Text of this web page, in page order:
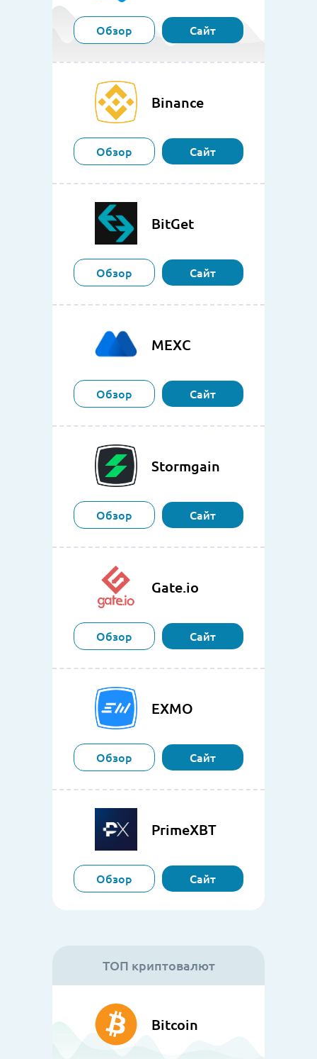
Обзор Сайт
Binance
Обзор Сайт
BitGet
Обзор Сайт
MEXC
Обзор Сайт
Stormgain
Обзор Сайт
Gate.io
Обзор Сайт
EXMO
Обзор Сайт
PrimeXBT
Обзор Сайт
ТОП криптовалют
Bitcoin